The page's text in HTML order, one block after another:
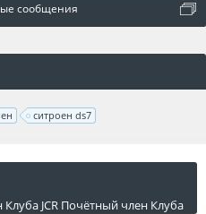
сообщения
ситроен ds7
Клуба JCR Почётный член Клуба
оват